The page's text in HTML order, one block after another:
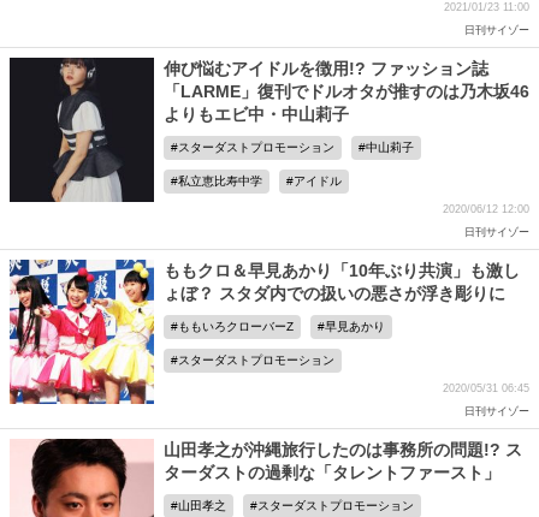
2021/01/23 11:00
日刊サイゾー
伸び悩むアイドルを徴用!? ファッション誌
「LARME」復刊でドルオタが推すのは乃木坂46
よりもエビ中・中山莉子
スターダストプロモーション 中山莉子
私立恵比寿中学 アイドル
2020/06/12 12:00
日刊サイゾー
ももクロ＆早見あかり「10年ぶり共演」も激し
ょぼ？ スタダ内での扱いの悪さが浮き彫りに
ももいろクローバーZ 早見あかり
スターダストプロモーション
2020/05/31 06:45
日刊サイゾー
山田孝之が沖縄旅行したのは事務所の問題!? ス
ターダストの過剰な「タレントファースト」
山田孝之 スターダストプロモーション